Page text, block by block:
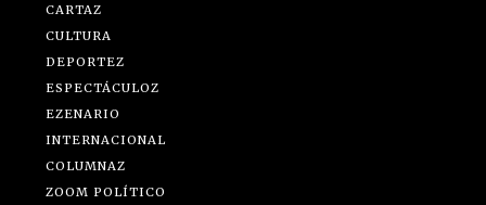
CARTAZ
CULTURA
DEPORTEZ
ESPECTÁCULOZ
EZENARIO
INTERNACIONAL
COLUMNAZ
ZOOM POLÍTICO